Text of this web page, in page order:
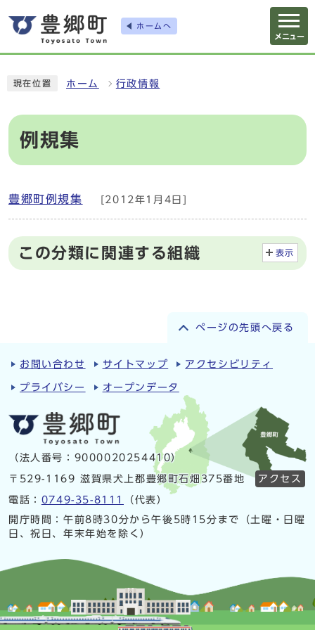
ホームへ
メニュー
現在位置 ホーム 行政情報
例規集
豊郷町例規集 [2012年1月4日]
この分類に関連する組織 表示
ページの先頭へ戻る
お問い合わせ サイトマップ アクセシビリティ
プライバシー オープンデータ
（法人番号：9000020254410）
〒529-1169 滋賀県犬上郡豊郷町石畑375番地 アクセス
電話： 0749-35-8111
（代表）
開庁時間：午前8時30分から午後5時15分まで（土曜・日曜
日、祝日、年末年始を除く）